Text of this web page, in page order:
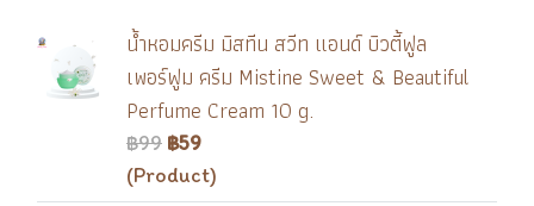
น้ำหอมครีม มิสทีน สวีท แอนด์ บิวตี้ฟูล
เพอร์ฟูม ครีม Mistine Sweet & Beautiful
Perfume Cream 10 g.
฿99 ฿59
(Product)